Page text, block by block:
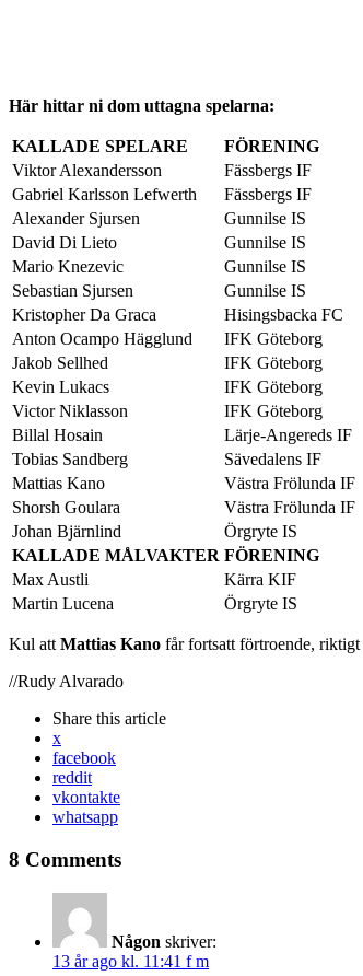
Här hittar ni dom uttagna spelarna:
KALLADE SPELARE
FÖRENING
Viktor Alexandersson
Fässbergs IF
Gabriel Karlsson Lefwerth
Fässbergs IF
Alexander Sjursen
Gunnilse IS
David Di Lieto
Gunnilse IS
Mario Knezevic
Gunnilse IS
Sebastian Sjursen
Gunnilse IS
Kristopher Da Graca
Hisingsbacka FC
Anton Ocampo Hägglund
IFK Göteborg
Jakob Sellhed
IFK Göteborg
Kevin Lukacs
IFK Göteborg
Victor Niklasson
IFK Göteborg
Billal Hosain
Lärje-Angereds IF
Tobias Sandberg
Sävedalens IF
Mattias Kano
Västra Frölunda IF
Shorsh Goulara
Västra Frölunda IF
Johan Bjärnlind
Örgryte IS
KALLADE MÅLVAKTER FÖRENING
Max Austli
Kärra KIF
Martin Lucena
Örgryte IS
Kul att Mattias Kano får fortsatt förtroende, riktigt
//Rudy Alvarado
Share this article
x
facebook
reddit
vkontakte
whatsapp
8 Comments
Någon skriver:
13 år ago kl. 11:41 f m